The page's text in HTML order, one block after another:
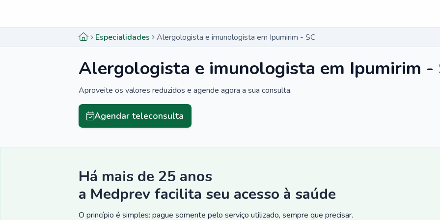
Especialidades Alergologista e imunologista em Ipumirim - SC
Alergologista e imunologista em Ipumirim -
Aproveite os valores reduzidos e agende agora a sua consulta.
Agendar teleconsulta
Há mais de 25 anos
a Medprev facilita seu acesso à saúde
O princípio é simples: pague somente pelo serviço utilizado, sempre que precisar.